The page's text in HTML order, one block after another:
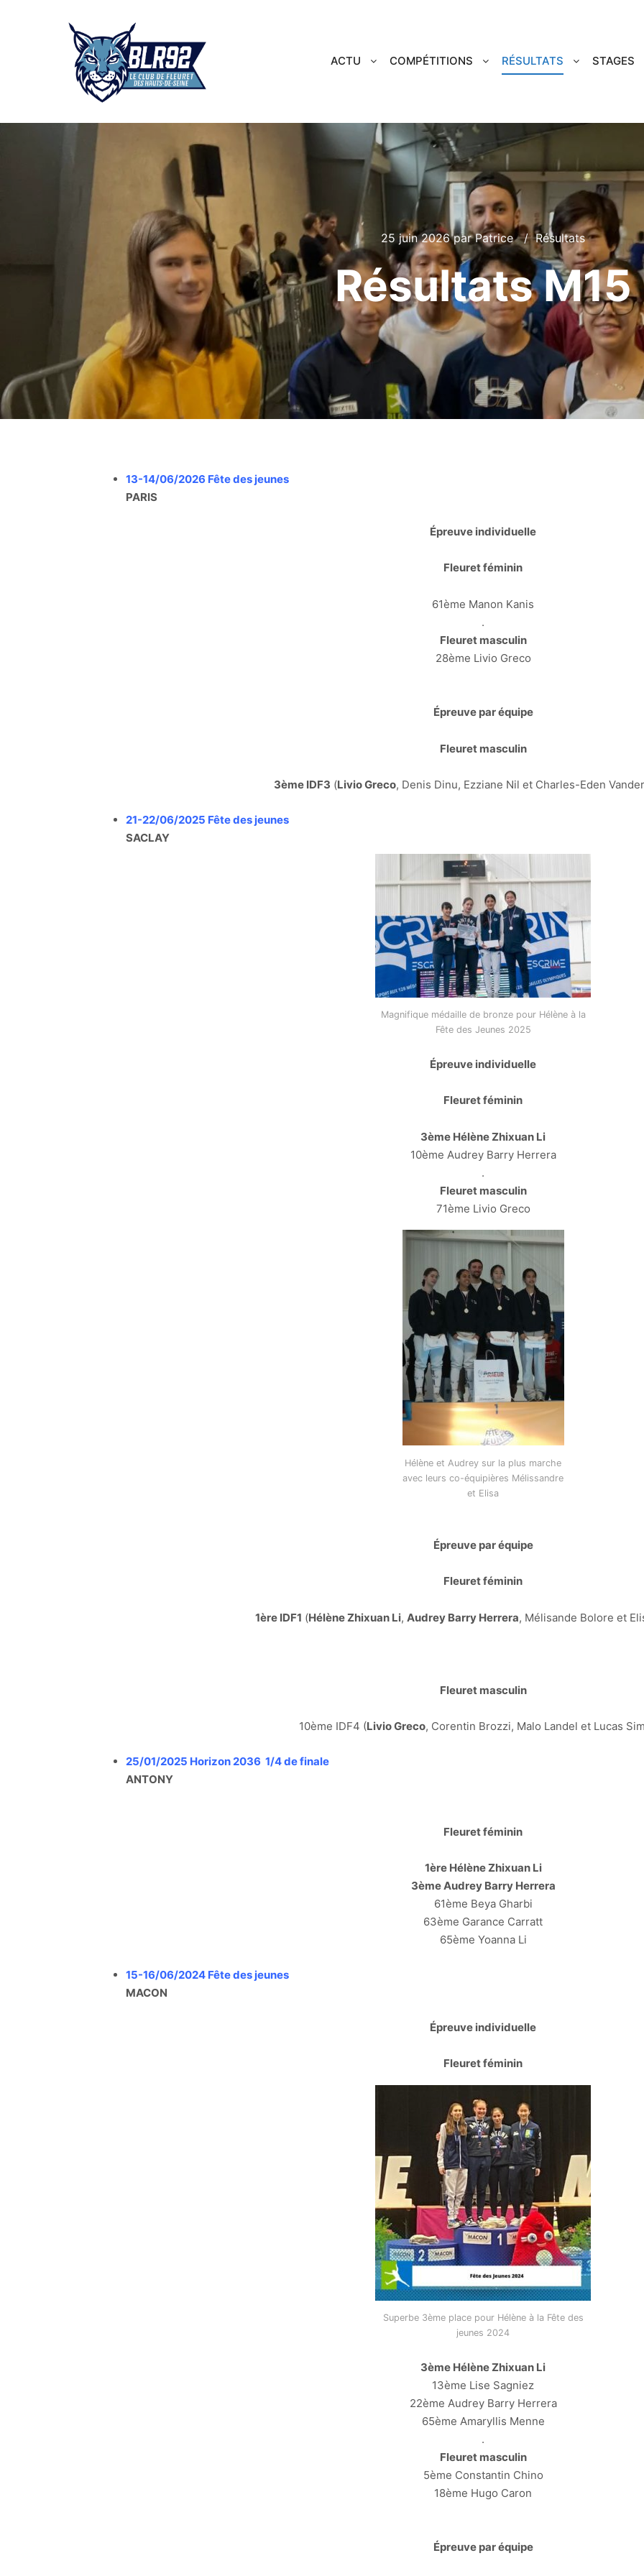
ACTU COMPÉTITIONS RÉSULTATS STAGES
25 juin 2026parPatrice Résultats
Résultats M15
13-14/06/2026 Fête des jeunes
PARIS
Épreuve individuelle
Fleuret féminin
61ème Manon Kanis
.
Fleuret masculin
28ème Livio Greco
Épreuve par équipe
Fleuret masculin
3ème IDF3 (Livio Greco, Denis Dinu, Ezziane Nil et Charles-Eden
21-22/06/2025 Fête des jeunes
SACLAY
Magnifique médaille de bronze pour Hélène à la
Fête des Jeunes 2025
Épreuve individuelle
Fleuret féminin
3ème Hélène Zhixuan Li
10ème Audrey Barry Herrera
.
Fleuret masculin
71ème Livio Greco
Hélène et Audrey sur la plus marche
avec leurs co-équipières Mélissandre
et Elisa
Épreuve par équipe
Fleuret féminin
1ère IDF1 (Hélène Zhixuan Li, Audrey Barry Herrera, Mélisande Bolore et
Fleuret masculin
10ème IDF4 (Livio Greco, Corentin Brozzi, Malo Landel et Lucas
25/01/2025 Horizon 2036 1/4 de finale
ANTONY
Fleuret féminin
1ère Hélène Zhixuan Li
3ème Audrey Barry Herrera
61ème Beya Gharbi
63ème Garance Carratt
65ème Yoanna Li
15-16/06/2024 Fête des jeunes
MACON
Épreuve individuelle
Fleuret féminin
Superbe 3ème place pour Hélène à la Fête des
jeunes 2024
3ème Hélène Zhixuan Li
13ème Lise Sagniez
22ème Audrey Barry Herrera
65ème Amaryllis Menne
.
Fleuret masculin
5ème Constantin Chino
18ème Hugo Caron
Épreuve par équipe